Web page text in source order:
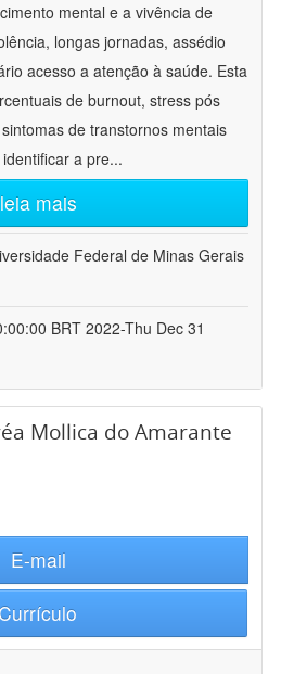
mental e a vivência de
longas jornadas, assédio
acesso a atenção à saúde. Esta
de burnout, stress pós
de transtornos mentais
a pre...
leia mais
Federal de Minas Gerais
BRT 2022-Thu Dec 31
Mollica do Amarante
E-mail
Currículo